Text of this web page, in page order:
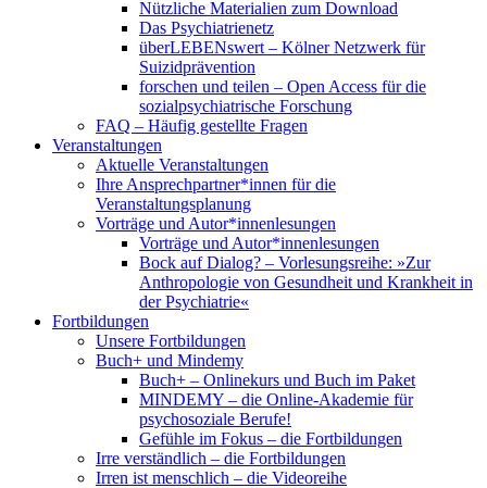
Nützliche Materialien zum Download
Das Psychiatrienetz
überLEBENswert – Kölner Netzwerk für
Suizidprävention
forschen und teilen – Open Access für die
sozialpsychiatrische Forschung
FAQ – Häufig gestellte Fragen
Veranstaltungen
Aktuelle Veranstaltungen
Ihre Ansprechpartner*innen für die
Veranstaltungsplanung
Vorträge und Autor*innenlesungen
Vorträge und Autor*innenlesungen
Bock auf Dialog? – Vorlesungsreihe: »Zur
Anthropologie von Gesundheit und Krankheit in
der Psychiatrie«
Fortbildungen
Unsere Fortbildungen
Buch+ und Mindemy
Buch+ – Onlinekurs und Buch im Paket
MINDEMY – die Online-Akademie für
psychosoziale Berufe!
Gefühle im Fokus – die Fortbildungen
Irre verständlich – die Fortbildungen
Irren ist menschlich – die Videoreihe